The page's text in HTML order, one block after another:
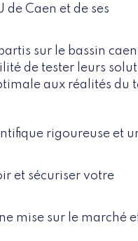
de Caen et de ses
sur le bassin
de tester leurs
aux réalités du
rigoureuse et
et sécuriser votre
mise sur le marché